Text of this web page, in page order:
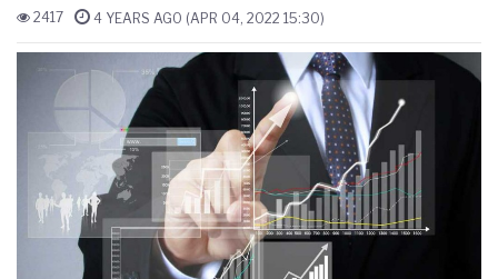
2417 4 YEARS AGO (APR 04, 2022 15:30)